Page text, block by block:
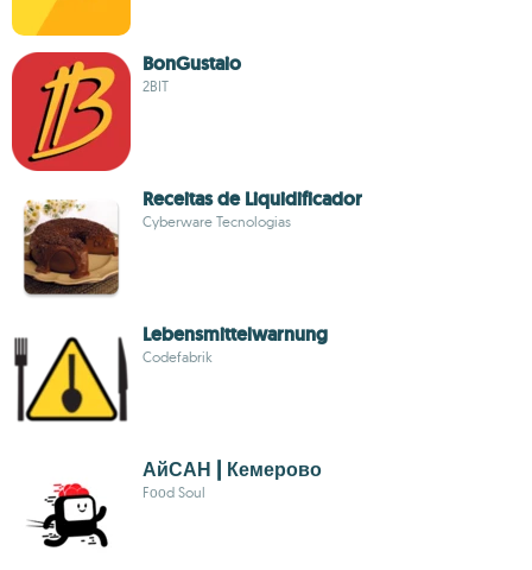
BonGustaio
2BIT
Receitas de Liquidificador
Cyberware Tecnologias
Lebensmittelwarnung
Codefabrik
АйСАН | Кемерово
Fооd Soul